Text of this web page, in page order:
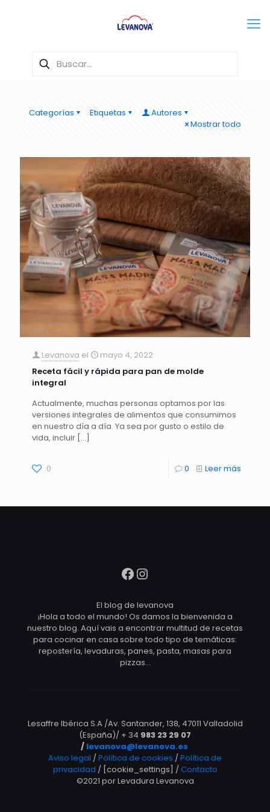
Categorías Etiquetas
Autores
Mostrar todo
Levanova el
mayo 4, 2022
Receta fácil y rápida para pan de molde
integral
Actualmente, muchas personas optamos por las
versiones integrales de alimentos que consumimos
en nuestro día a día. Ya sea por gusto o estilo de
vida, incluir […]
0 0 Leer más
Facebook
Instagram
El blog de levanova
¡Hola a todo el mundo! Os damos la bienvenida a
nuestro blog. Aquí vais a encontrar multitud de recetas
para cocinar en casa sobre todo tipo de temáticas:
repostería, levaduras, panes, pasta, masas para
pizzas…
Lesaffre Ibérica S.A /Av. Santander, 138, 47011 Valladolid
(España)/ + 34 983 23 29 07
/ levanova@levanova.es
Aviso legal / Política de cookies / Política de
privacidad / [cookie_settings] / Contacto
©2021 por Levadura Levanova